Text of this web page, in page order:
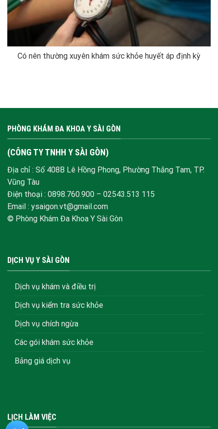
Có nên thường xuyên khám sức khỏe huyết áp định kỳ
PHÒNG KHÁM ĐA KHOA Y SÀI GÒN
(CÔNG TY TNHH Y SÀI GÒN)
Địa chỉ : Số 408B Lê Hồng Phong, Phường Thắng Tam, TP.
Vũng Tàu
Điện thoại : 0898.760.900 – 02543.513 115
Email : ysaigon.vt@gmail.com
© Phòng Khám Đa Khoa Y Sài Gòn
DỊCH VỤ Y SÀI GÒN
Dịch vụ khám và điều trị
Dịch vụ kiểm tra sức khỏe
Dịch vụ chích ngừa
Các gói khám sức khỏe
Bảng giá dịch vụ
LỊCH LÀM VIỆC